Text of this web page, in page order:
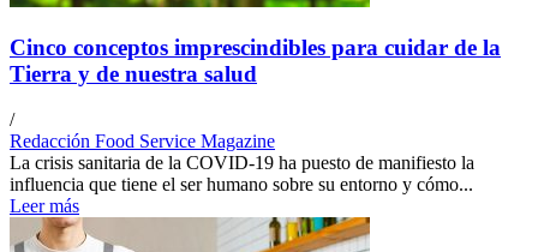
Cinco conceptos imprescindibles para cuidar de la
Tierra y de nuestra salud
/
Redacción Food Service Magazine
La crisis sanitaria de la COVID-19 ha puesto de manifiesto la
influencia que tiene el ser humano sobre su entorno y cómo...
Leer más